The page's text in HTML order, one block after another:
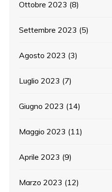
Ottobre 2023 (8)
Settembre 2023 (5)
Agosto 2023 (3)
Luglio 2023 (7)
Giugno 2023 (14)
Maggio 2023 (11)
Aprile 2023 (9)
Marzo 2023 (12)